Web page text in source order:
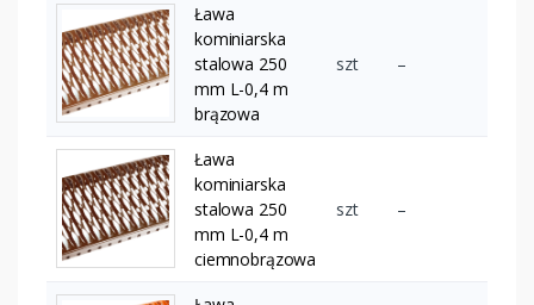
Ława
kominiarska
stalowa 250
mm L-0,4 m
brązowa
szt –
Ława
kominiarska
stalowa 250
mm L-0,4 m
ciemnobrązowa
szt –